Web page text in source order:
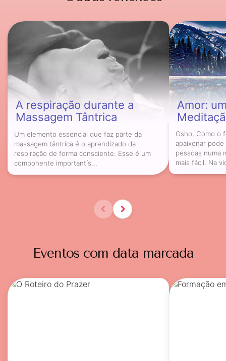
A respiração durante a
Massagem Tântrica
Um elemento essencial que faz parte da
massagem tântrica é o aprendizado da
respiração de forma consciente. Esse é um
componente importantís...
Amor:
Osho, Como o
apaixonar
pessoas numa
mais fácil. Na
Eventos com data marcada